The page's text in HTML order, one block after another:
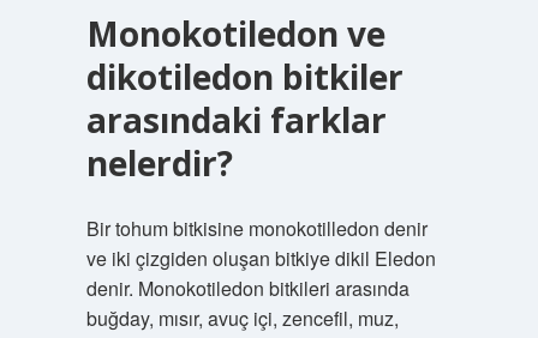
Monokotiledon ve
dikotiledon bitkiler
arasındaki farklar
nelerdir?
Bir tohum bitkisine monokotilledon denir
ve iki çizgiden oluşan bitkiye dikil Eledon
denir. Monokotiledon bitkileri arasında
buğday, mısır, avuç içi, zencefil, muz,